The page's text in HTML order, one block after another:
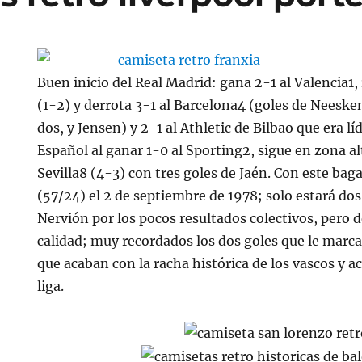
Buen inicio del Real Madrid: gana 2-1 al
(1-2) y derrota 3-1 al Barcelona4 (goles de
dos, y Jensen) y 2-1 al Athletic de Bilbao que era
Español al ganar 1-0 al Sporting2, sigue en zona
Sevilla8 (4-3) con tres goles de Jaén. Con este
(57/24) el 2 de septiembre de 1978; solo estará
Nervión por los pocos resultados colectivos, pero
calidad; muy recordados los dos goles que le
que acaban con la racha histórica de los vascos y
liga.